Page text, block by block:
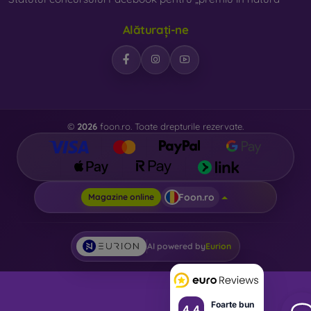
Foarte bun
prezent foarte important.
Pe magazinul nostru onlineFOONveți găsi zeci de huse
interesante pentru telefon, fabricate din diverse materiale.
Trebuie doar să o alegeți pe cea potrivită pentru
Alăturați-ne
© 2026 foon.ro. Toate drepturile rezervate.
Magazine online Foon.ro
AI powered byEurion